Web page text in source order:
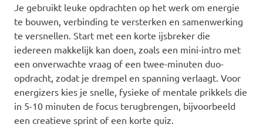
Je gebruikt leuke opdrachten op het werk om energie
te bouwen, verbinding te versterken en samenwerking
te versnellen. Start met een korte ijsbreker die
iedereen makkelijk kan doen, zoals een mini-intro met
een onverwachte vraag of een twee-minuten duo-
opdracht, zodat je drempel en spanning verlaagt. Voor
energizers kies je snelle, fysieke of mentale prikkels die
in 5-10 minuten de focus terugbrengen, bijvoorbeeld
een creatieve sprint of een korte quiz.